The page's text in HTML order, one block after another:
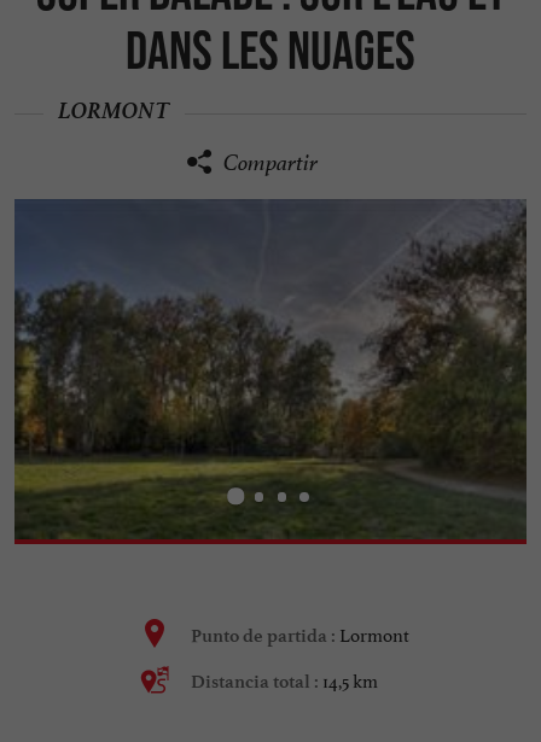
dans les nuages
LORMONT
Compartir
Punto de partida : Lormont
Distancia total : 14,5 km